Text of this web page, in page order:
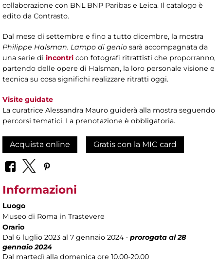
collaborazione con BNL BNP Paribas e Leica. Il catalogo è
edito da Contrasto.
Dal mese di settembre e fino a tutto dicembre, la mostra
Philippe Halsman. Lampo di genio sarà accompagnata da
una serie di incontri con fotografi ritrattisti che proporranno,
partendo delle opere di Halsman, la loro personale visione e
tecnica su cosa significhi realizzare ritratti oggi.
Visite guidate
La curatrice Alessandra Mauro guiderà alla mostra seguendo
percorsi tematici. La prenotazione è obbligatoria.
Acquista online Gratis con la MIC card
Informazioni
Luogo
Museo di Roma in Trastevere
Orario
Dal 6 luglio 2023 al 7 gennaio 2024 - prorogata al 28
gennaio 2024
Dal martedì alla domenica ore 10.00-20.00